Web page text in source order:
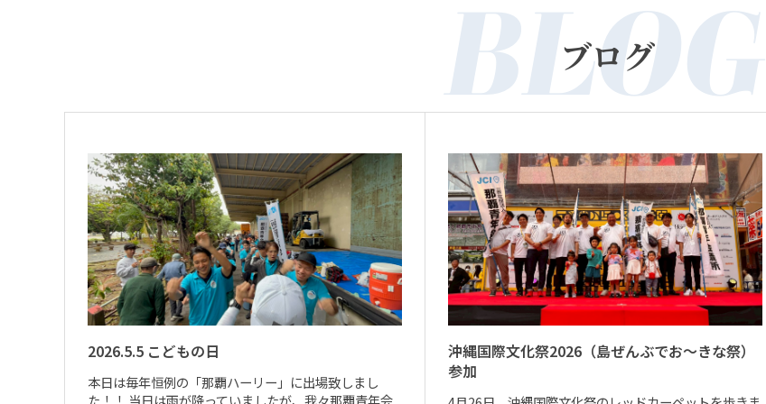
ブログ
BLOG
2026.5.5 こどもの日
本日は毎年恒例の「那覇ハーリー」に出場致しまし
た！！ 当日は雨が降っていましたが、我々那覇青年会
沖縄国際文化祭2026（島ぜんぶでお～きな祭）
参加